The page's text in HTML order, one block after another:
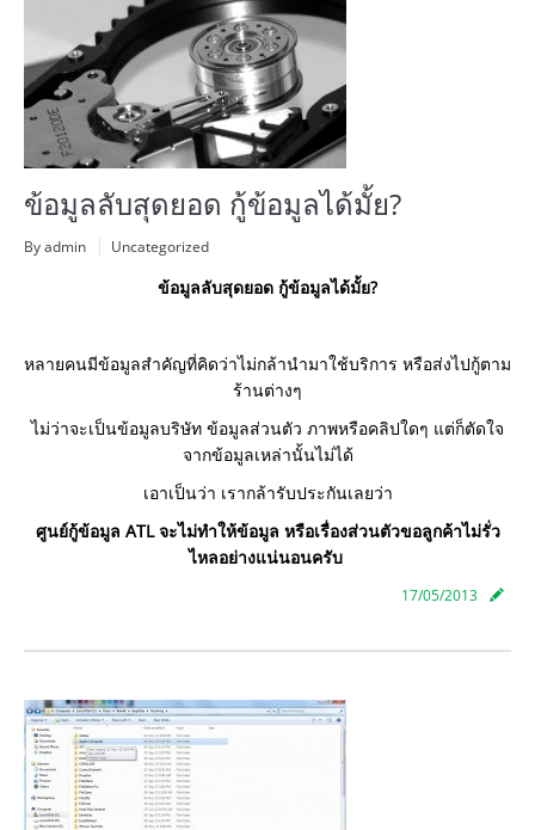
ข้อมูลลับสุดยอด กู้ข้อมูลได้มั้ย?
By admin Uncategorized
ข้อมูลลับสุดยอด กู้ข้อมูลได้มั้ย?
หลายคนมีข้อมูลสำคัญที่คิดว่าไม่กล้านำมาใช้บริการ หรือส่งไปกู้ตาม
ร้านต่างๆ
ไม่ว่าจะเป็นข้อมูลบริษัท ข้อมูลส่วนตัว ภาพหรือคลิปใดๆ แต่ก็ตัดใจ
จากข้อมูลเหล่านั้นไม่ได้
เอาเป็นว่า เรากล้ารับประกันเลยว่า
ศูนย์กู้ข้อมูล ATL จะไม่ทำให้ข้อมูล หรือเรื่องส่วนตัวขอลูกค้าไม่รั่ว
ไหลอย่างแน่นอนครับ
17/05/2013